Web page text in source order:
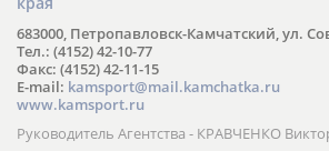
683000, Петропавловск-Камчатский, ул.
Тел.: (4152) 42-10-77
Факс: (4152) 42-11-15
E-mail: kamsport@mail.kamchatka.ru
www.kamsport.ru
Руководитель Агентства - КРАВЧЕНКО